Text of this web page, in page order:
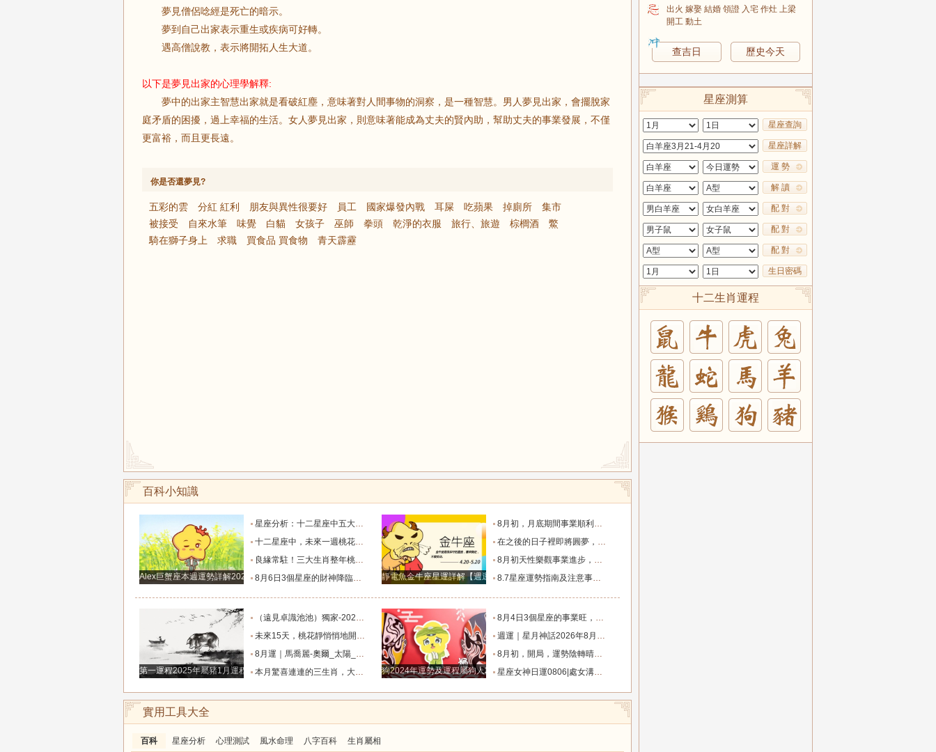
夢見僧侶唸經是死亡的暗示。
夢到自己出家表示重生或疾病可好轉。
遇高僧說教，表示將開拓人生大道。
以下是夢見出家的心理學解釋:
夢中的出家主智慧出家就是看破紅塵，意味著對人間事物的洞察，是一種智慧。男人夢見出家，會擺脫家
庭矛盾的困擾，過上幸福的生活。女人夢見出家，則意味著能成為丈夫的賢內助，幫助丈夫的事業發展，不僅
更富裕，而且更長遠。
你是否還夢見?
五彩的雲 分紅 紅利 朋友與異性很要好 員工 國家爆發內戰 耳屎 吃蘋果 掉廁所
集市
被接受
自來水筆 味覺 白貓 女孩子 巫師 拳頭 乾淨的衣服 旅行、旅遊 棕櫚酒
鱉
騎在獅子身上
求職 買食品 買食物 青天霹靂
百科小知識
Alex巨蟹座本週運勢詳解2024.12.23-12.29
星座分析：十二星座中五大顏值最高的星座女生，天秤座只能排第二_魅力_情感_觀察力
十二星座中，未來一週桃花扭腰，指引舊愛歸來，出雙入對的星座！_愛情_都能_獅子座
良緣常駐！三大生肖整年桃花盛放，愛戀甜蜜綿長，婚姻幸福圓滿_屬豬_感情_單身
8月6日3個星座的財神降臨，財富滾滾來，錢包鼓鼓！_工作_金牛座_方面
靜電魚金牛座星運詳解【週運2024年12月9日-12月15日】
8月初，月底期間事業順利，運氣變好，新年到來之前發家致富的4大星座_財富_初至_天秤座
在之後的日子裡即將圓夢，財運順事業順，財富翻倍漲的星座_金牛座_成功_獅子座
8月初天性樂觀事業進步，一直走上坡路不缺錢的4星座。_財運_機會_主動
8.7星座運勢指南及注意事項（上）_事情_時機不對_歪理
第一運程2025年屬豬1月運程解析
（遠見卓識池池）獨家-2026年8月6日-十二生肖每日運程（事業、財運、健康、愛情）提醒_朋友_感情_伴侶
未來15天，桃花靜悄悄地開，與真愛只有一步之遙的4大星座_伴侶_愛情_雙子座
8月運｜馬喬麗-奧爾_太陽_迦勒_生活節奏
本月驚喜連連的三生肖，大富特富不差錢，金銀堆成山，愛情有桃花_龍人_財富_事業
狗2024年運勢及運程屬狗人2024運勢好嗎
8月4日3個星座的事業旺，財旺，人旺，富貴雙至！_方面_天蠍座_雙子座
週運｜星月神話2026年8月6日-8月12日十二星座一週展望_都能_職責_時間
8月初，開局，運勢陰轉晴，沒啥小人影響，事業賺錢更多的4個星座_獅子座_天秤座_雙子座
星座女神日運0806|處女溝通順暢，天秤關係緊繃_幸運_數字_情緒
實用工具大全
百科 星座分析 心理測試 風水命理 八字百科 生肖屬相
出火 嫁娶 結婚 領證 入宅 作灶 上梁
開工 動土
查吉日 歷史今天
星座測算
星座查詢
星座詳解
運 勢
解 讀
配 對
配 對
配 對
生日密碼
十二生肖運程